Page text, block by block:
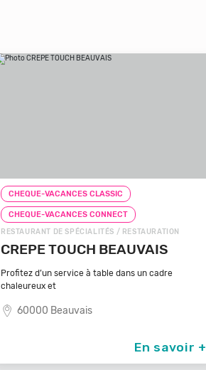
CHEQUE-VACANCES CLASSIC
CHEQUE-VACANCES CONNECT
RESTAURANT DE SPÉCIALITÉS / RESTAURATION
CREPE TOUCH BEAUVAIS
Profitez d’un service à table dans un cadre
chaleureux et
60000 Beauvais
En savoir +